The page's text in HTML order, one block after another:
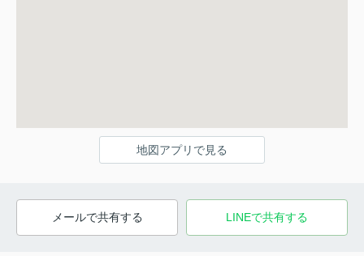
地図アプリで見る
メールで共有する LINEで共有する